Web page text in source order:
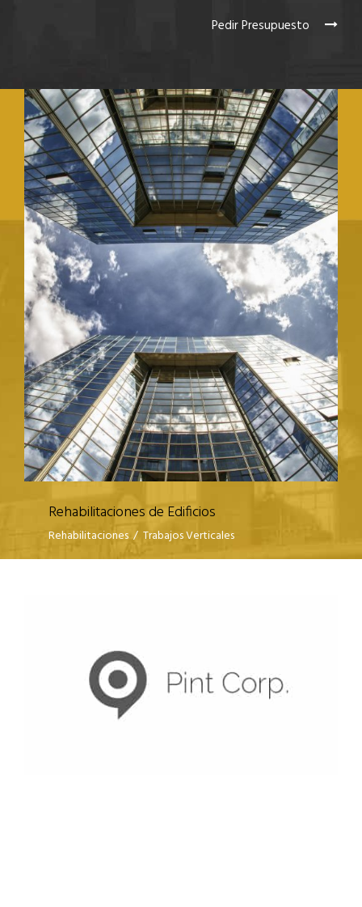
Pedir Presupuesto
REHABILITACIONES DE EDIFICIOS
Rehabilitaciones de Edificios
Rehabilitaciones / Trabajos Verticales